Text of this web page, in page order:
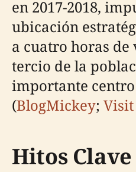
en 2017-2018,
ubicación
a cuatro horas de
tercio de la
importante
(BlogMickey;
Hitos Clave